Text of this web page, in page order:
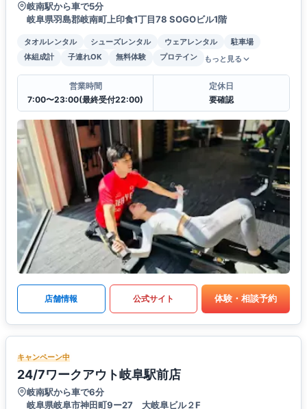
岐南駅から車で5分
岐阜県羽島郡岐南町上印食1丁目78 SOGOビル1階
タオルレンタル シューズレンタル ウェアレンタル
駐車場
体組成計
子連れOK 無料体験 プロテイン もっと見る
営業時間
7:00〜23:00(最終受付22:00)
定休日
要確認
店舗情報 公式サイト 体験・相談予約
キャンペーン中
24/7ワークアウト岐阜駅前店
岐南駅から車で6分
岐阜県岐阜市神田町9ー27 大岐阜ビル２F